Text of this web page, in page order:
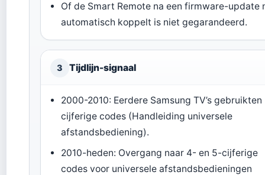
Of de Smart Remote na een firmware-update
automatisch koppelt is niet gegarandeerd.
3 Tijdlijn-signaal
2000-2010: Eerdere Samsung TV’s
cijferige codes (Handleiding universele
afstandsbediening).
2010-heden: Overgang naar 4- en 5-cijferige
codes voor universele afstandsbedieningen